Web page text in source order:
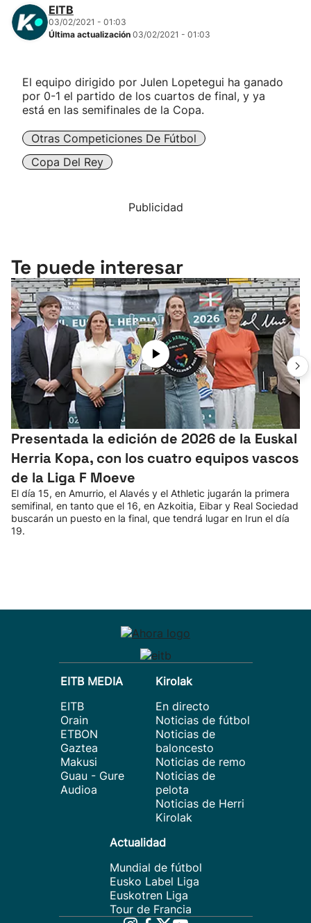
Más deportes
EITB
03/02/2021 - 01:03
Última actualización 03/02/2021 - 01:03
El equipo dirigido por Julen Lopetegui ha ganado
por 0-1 el partido de los cuartos de final, y ya
está en las semifinales de la Copa.
Otras Competiciones De Fútbol
Copa Del Rey
Publicidad
Te puede interesar
Presentada la edición de 2026 de la Euskal
Herria Kopa, con los cuatro equipos vascos
de la Liga F Moeve
El día 15, en Amurrio, el Alavés y el Athletic jugarán la primera
semifinal, en tanto que el 16, en Azkoitia, Eibar y Real Sociedad
buscarán un puesto en la final, que tendrá lugar en Irun el día
19.
EITB MEDIA
EITB
Orain
ETBON
Gaztea
Makusi
Guau - Gure
Audioa
Kirolak
En directo
Noticias de fútbol
Noticias de
baloncesto
Noticias de remo
Noticias de
pelota
Noticias de Herri
Kirolak
Actualidad
Mundial de fútbol
Eusko Label Liga
Euskotren Liga
Tour de Francia